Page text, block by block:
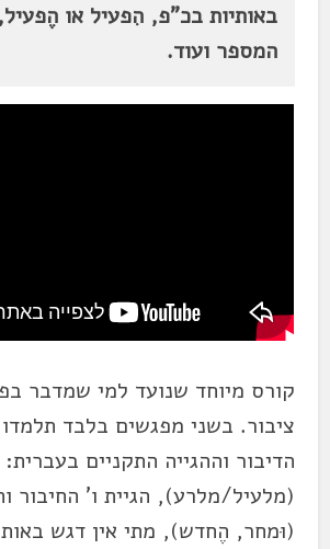
באותיות בכ"פ, הִפעיל או
המספר ועוד.
קורס מיוחד שנועד למי שמדבר
ציבור. בשני מפגשים בלבד
הדיבור וההגייה התקניים
(מלעיל/מלרע), הגיית ו' החיבור
(וּמחר, הֶחדש), מתי אין דגש